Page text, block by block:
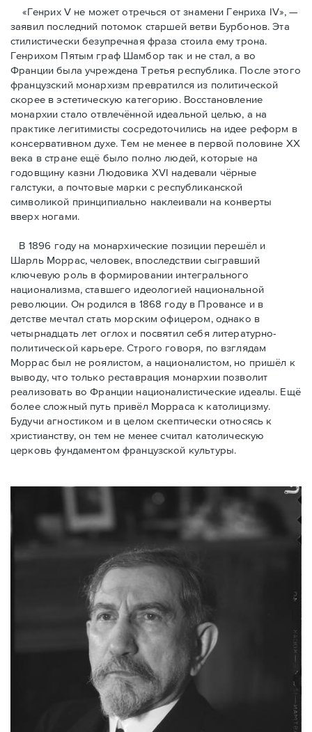
«Генрих V не может отречься от знамени Генриха IV», —
заявил последний потомок старшей ветви Бурбонов. Эта
стилистически безупречная фраза стоила ему трона.
Генрихом Пятым граф Шамбор так и не стал, а во
Франции была учреждена Третья республика. После этого
французский монархизм превратился из политической
скорее в эстетическую категорию. Восстановление
монархии стало отвлечённой идеальной целью, а на
практике легитимисты сосредоточились на идее реформ в
консервативном духе. Тем не менее в первой половине ХХ
века в стране ещё было полно людей, которые на
годовщину казни Людовика XVI надевали чёрные
галстуки, а почтовые марки с республиканской
символикой принципиально наклеивали на конверты
вверх ногами.
В 1896 году на монархические позиции перешёл и
Шарль Моррас, человек, впоследствии сыгравший
ключевую роль в формировании интегрального
национализма, ставшего идеологией национальной
революции. Он родился в 1868 году в Провансе и в
детстве мечтал стать морским офицером, однако в
четырнадцать лет оглох и посвятил себя литературно-
политической карьере. Строго говоря, по взглядам
Моррас был не роялистом, а националистом, но пришёл к
выводу, что только реставрация монархии позволит
реализовать во Франции националистические идеалы. Ещё
более сложный путь привёл Морраса к католицизму.
Будучи агностиком и в целом скептически относясь к
христианству, он тем не менее считал католическую
церковь фундаментом французской культуры.